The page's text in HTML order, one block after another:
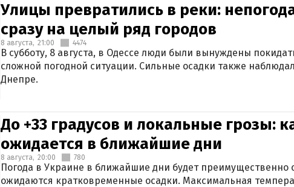
Улицы превратились в реки:
сразу на целый ряд городов
8 августа, 21:00 4474
В субботу, 8 августа, в Одессе люди были вынуждены
сложной погодной ситуации. Сильные осадки также
Днепре.
До +33 градусов и локальные грозы:
ожидается в ближайшие дни
8 августа, 20:00 780
Погода в Украине в ближайшие дни будет преимущественно
ожидаются кратковременные осадки. Максимальная